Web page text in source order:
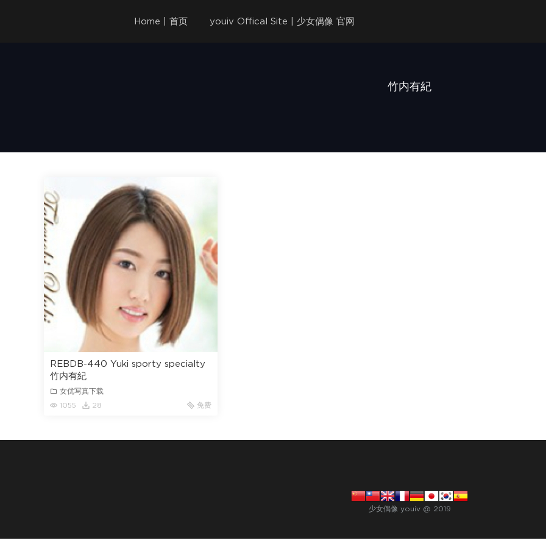
Home | 首页 youiv Offical Site | 少女偶像 官网
竹内有紀
REBDB-440 Yuki sporty specialty
竹内有紀
女优写真下载
1055
28 免费
少女偶像 youiv @ 2019